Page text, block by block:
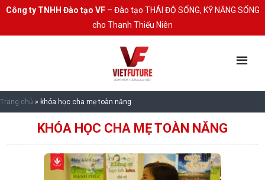
Công ty TNHH Đào tạo VF– Đào tạo THÁI ĐỘ SỐNG, KỸ NĂNG SỐNG
cho Thanh Thiếu Niên
Trang chủ » khóa học cha mẹ toàn năng
KHÓA HỌC CHA MẸ TOÀN NĂNG